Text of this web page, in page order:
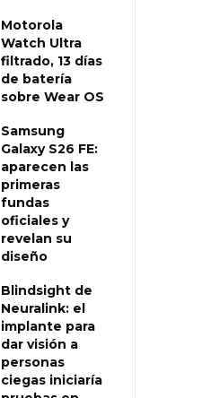
Motorola
Watch Ultra
filtrado, 13 días
de batería
sobre Wear OS
Samsung
Galaxy S26 FE:
aparecen las
primeras
fundas
oficiales y
revelan su
diseño
Blindsight de
Neuralink: el
implante para
dar visión a
personas
ciegas iniciaría